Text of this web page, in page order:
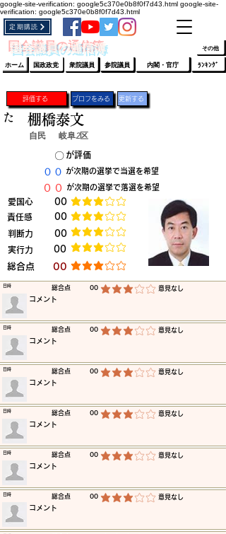
google-site-verification: google5c370e0b8f0f7d43.html google-site-
verification: google5c370e0b8f0f7d43.html
​国会議員の通信簿
定期購読
ホーム 国政政党 衆院議員 参院議員 ﾗﾝｷﾝｸﾞ
内閣・官庁
その他
評価する プロフをみる 更新する
自民 岐阜2区
​が評価
​が次期の選挙で当選を希望
​が次期の選挙で落選を希望
​愛国心 ​00 平均評価 3 /5
​責任感 ​00 平均評価 3 /5
​判断力 ​00 平均評価 3 /5
​実行力 ​00 平均評価 3 /5
​総合点 ​00 平均評価 3 /5
た 棚橋泰文
​〇​
​００
​００
​総合点 00 平均評価 3 /5 ​意見なし
​日時
​コメント
​総合点 00 平均評価 3 /5 ​意見なし
​日時
​コメント
​総合点 00 平均評価 3 /5 ​意見なし
​日時
​コメント
​総合点 00 平均評価 3 /5 ​意見なし
​日時
​コメント
​総合点 00 平均評価 3 /5 ​意見なし
​日時
​コメント
​総合点 00 平均評価 3 /5 ​意見なし
​日時
​コメント